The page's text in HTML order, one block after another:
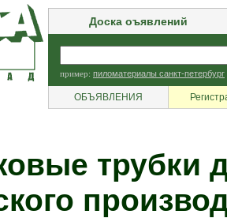
Доска оъявлений
пример: пиломатериалы санкт-петербург
ОБЪЯВЛЕНИЯ
трубки